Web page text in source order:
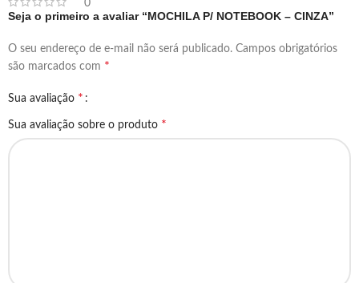
0
Seja o primeiro a avaliar “MOCHILA P/ NOTEBOOK – CINZA”
O seu endereço de e-mail não será publicado. Campos obrigatórios
são marcados com *
Sua avaliação *
Sua avaliação sobre o produto *